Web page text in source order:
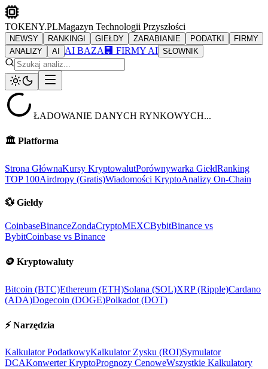
TOKENY.PLMagazyn Technologii Przyszłości
NEWSY RANKINGI GIEŁDY ZARABIANIE PODATKI
FIRMY
ANALIZY
AI AI BAZA 🏢 FIRMY AI SŁOWNIK
ŁADOWANIE DANYCH RYNKOWYCH...
🏛️ Platforma
Strona GłównaKursy KryptowalutPorównywarka GiełdRanking
TOP 100Airdropy (Gratis)Wiadomości KryptoAnalizy On-Chain
💱 Giełdy
CoinbaseBinanceZondaCryptoMEXCBybitBinance vs
BybitCoinbase vs Binance
🪙 Kryptowaluty
Bitcoin (BTC)Ethereum (ETH)Solana (SOL)XRP (Ripple)Cardano
(ADA)Dogecoin (DOGE)Polkadot (DOT)
⚡ Narzędzia
Kalkulator PodatkowyKalkulator Zysku (ROI)Symulator
DCAKonwerter KryptoPrognozy CenoweWszystkie Kalkulatory